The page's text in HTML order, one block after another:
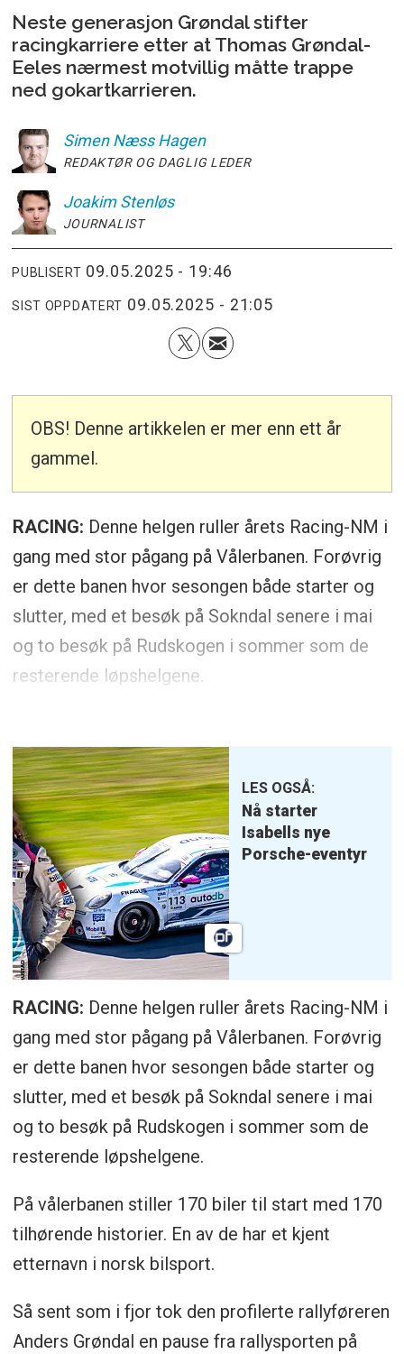
Neste generasjon Grøndal stifter
racingkarriere etter at Thomas Grøndal-
Eeles nærmest motvillig måtte trappe
ned gokartkarrieren.
Simen Næss Hagen
REDAKTØR OG DAGLIG LEDER
Joakim Stenløs
JOURNALIST
PUBLISERT 09.05.2025 - 19:46
SIST OPPDATERT 09.05.2025 - 21:05
OBS! Denne artikkelen er mer enn ett år
gammel.
RACING: Denne helgen ruller årets Racing-NM i
gang med stor pågang på Vålerbanen. Forøvrig
er dette banen hvor sesongen både starter og
slutter, med et besøk på Sokndal senere i mai
og to besøk på Rudskogen i sommer som de
resterende løpshelgene.
LES OGSÅ:
Nå starter
Isabells nye
Porsche-eventyr
RACING: Denne helgen ruller årets Racing-NM i
gang med stor pågang på Vålerbanen. Forøvrig
er dette banen hvor sesongen både starter og
slutter, med et besøk på Sokndal senere i mai
og to besøk på Rudskogen i sommer som de
resterende løpshelgene.
På vålerbanen stiller 170 biler til start med 170
tilhørende historier. En av de har et kjent
etternavn i norsk bilsport.
Så sent som i fjor tok den profilerte rallyføreren
Anders Grøndal en pause fra rallysporten på